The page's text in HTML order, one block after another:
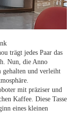
trägt jedes Paar das
Nun, die Anno
und verleiht
mit präziser und
Kaffee. Diese Tasse
eines kleinen